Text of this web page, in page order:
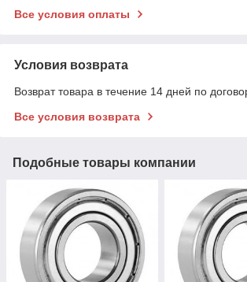
Все условия оплаты
Условия возврата
Возврат товара в течение 14 дней по
Все условия возврата
Подобные товары компании